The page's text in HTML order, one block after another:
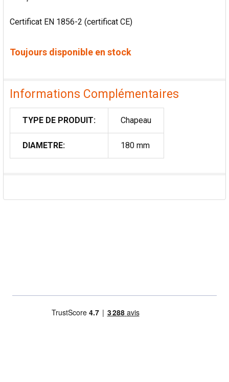
Certificat EN 1856-2 (certificat CE)
Toujours disponible en stock
Informations Complémentaires
TYPE DE PRODUIT: Chapeau
DIAMETRE: 180 mm